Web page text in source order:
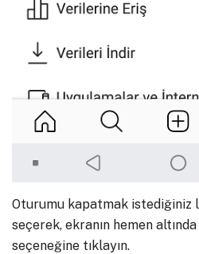
Oturumu kapatmak istediğiniz
seçerek, ekranın hemen
seçeneğine tıklayın.